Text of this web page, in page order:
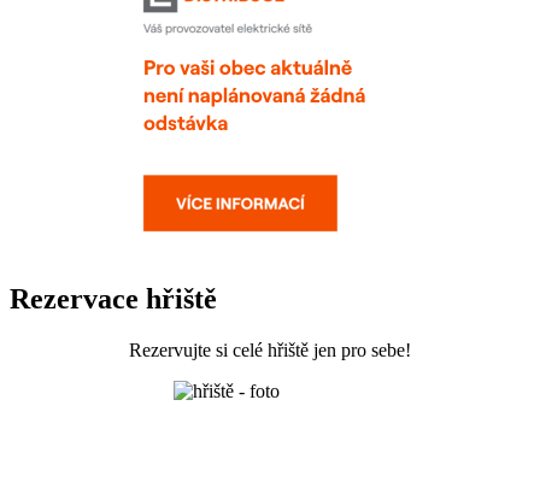
Rezervace hřiště
Rezervujte si celé hřiště jen pro sebe!